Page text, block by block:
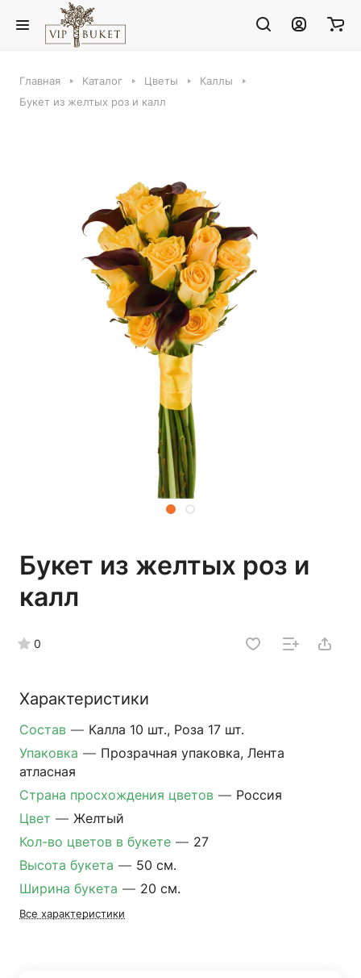
Главная Каталог Цветы
Каллы
Букет из желтых роз и калл
Букет из желтых роз и
калл
0
Характеристики
Состав — Калла 10 шт., Роза 17 шт.
Упаковка — Прозрачная упаковка, Лента
атласная
Страна просхождения цветов — Россия
Цвет — Желтый
Кол-во цветов в букете — 27
Высота букета — 50 см.
Ширина букета — 20 см.
Все характеристики